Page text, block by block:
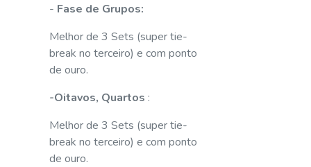
- Fase de Grupos:
Melhor de 3 Sets (super tie-
break no terceiro) e com ponto
de ouro.
-Oitavos, Quartos :
Melhor de 3 Sets (super tie-
break no terceiro) e com ponto
de ouro.